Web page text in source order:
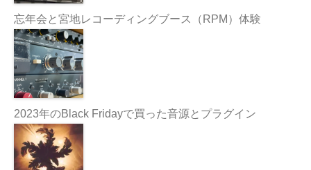
忘年会と宮地レコーディングブース（RPM）体験
2023年のBlack Fridayで買った音源とプラグイン